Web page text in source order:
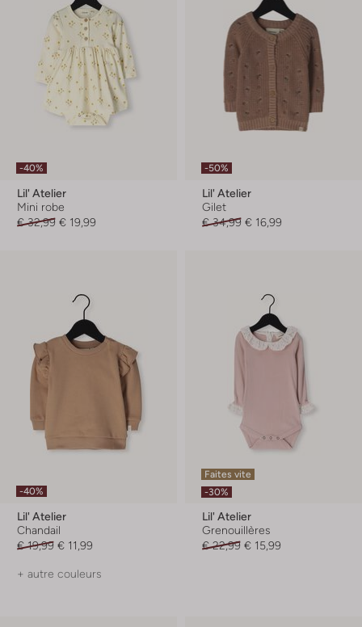
-40%
Lil' Atelier
Mini robe
€ 32,99 € 19,99
-50%
Lil' Atelier
Gilet
€ 34,99 € 16,99
-40%
Lil' Atelier
Chandail
€ 19,99 € 11,99
+ autre couleurs
Faites vite
-30%
Lil' Atelier
Grenouillères
€ 22,99 € 15,99